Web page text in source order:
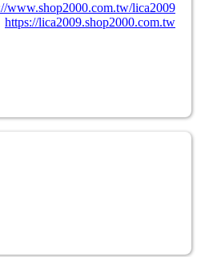
www.shop2000.com.tw/lica2009
https://lica2009.shop2000.com.tw